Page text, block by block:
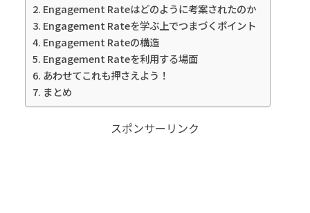
Engagement Rateはどのように考案されたのか
Engagement Rateを学ぶ上でつまづくポイント
Engagement Rateの構造
Engagement Rateを利用する場面
あわせてこれも押さえよう！
まとめ
スポンサーリンク